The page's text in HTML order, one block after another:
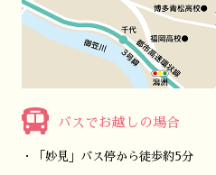
バスでお越しの場合
「妙見」バス停から徒歩約5分